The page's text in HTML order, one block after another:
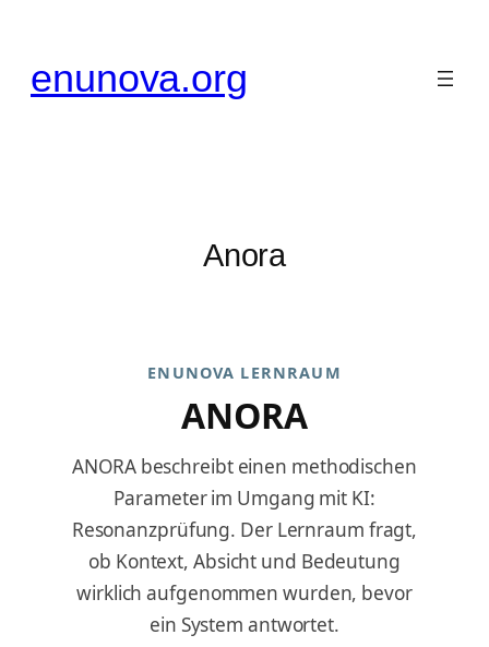
springen
enunova.org
Anora
ENUNOVA LERNRAUM
ANORA
ANORA beschreibt einen methodischen
Parameter im Umgang mit KI:
Resonanzprüfung. Der Lernraum fragt,
ob Kontext, Absicht und Bedeutung
wirklich aufgenommen wurden, bevor
ein System antwortet.